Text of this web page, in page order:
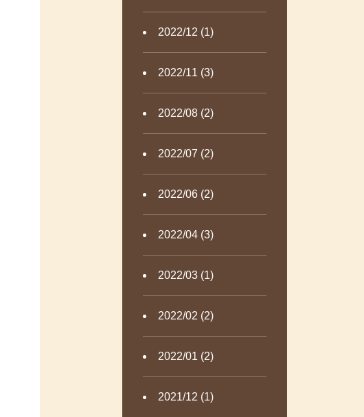
2022/12 (1)
2022/11 (3)
2022/08 (2)
2022/07 (2)
2022/06 (2)
2022/04 (3)
2022/03 (1)
2022/02 (2)
2022/01 (2)
2021/12 (1)